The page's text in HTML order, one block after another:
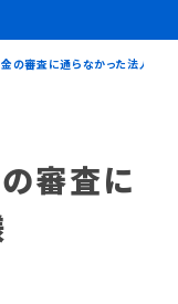
の審査に通らなかった法人様
審査に